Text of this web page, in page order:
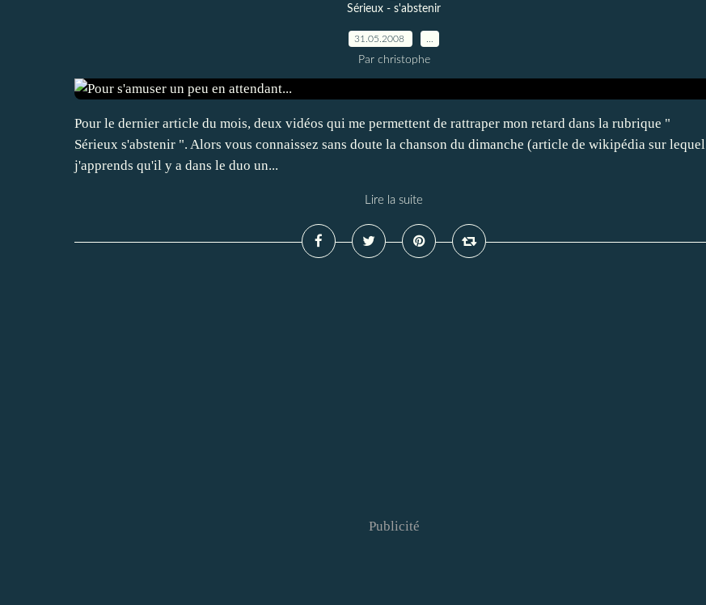
Sérieux - s'abstenir
31.05.2008
Par christophe
Pour le dernier article du mois, deux vidéos qui me permettent de rattraper mon retard dans la rubrique "
Sérieux s'abstenir ". Alors vous connaissez sans doute la chanson du dimanche (article de wikipédia sur lequel
j'apprends qu'il y a dans le duo un...
Lire la suite
Publicité